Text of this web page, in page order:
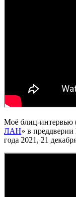
Моё блиц-интервью
ЛАН» в преддверии
года 2021, 21